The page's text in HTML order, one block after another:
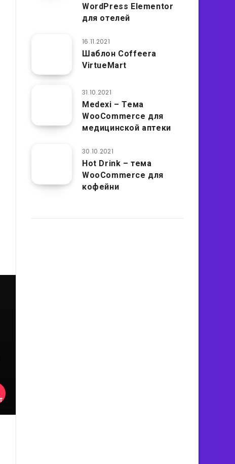
WordPress Elementor
для отелей
16.11.2021
Шаблон Coffeera
VirtueMart
31.10.2021
Medexi – Тема
WooCommerce для
медицинской аптеки
30.10.2021
Hot Drink – тема
WooCommerce для
кофейни